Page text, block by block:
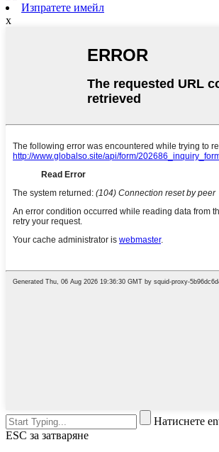
Изпратете имейл
x
Натиснете
ESC за затваряне